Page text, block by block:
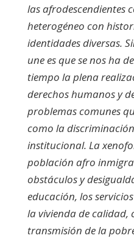
las afrodescendientes
heterogéneo con
identidades diversas.
une es que se nos ha
tiempo la plena
derechos humanos y
problemas comunes
como la
institucional. La
población afro
obstáculos y
educación, los
la vivienda de calidad,
transmisión de la